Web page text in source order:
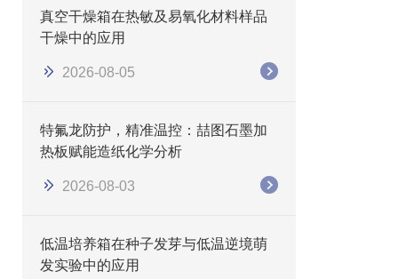
真空干燥箱在热敏及易氧化材料样品
干燥中的应用
2026-08-05
特氟龙防护，精准温控：喆图石墨加
热板赋能造纸化学分析
2026-08-03
低温培养箱在种子发芽与低温逆境萌
发实验中的应用